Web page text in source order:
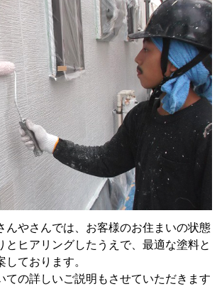
んやさんでは、お客様のお住まいの状態
とヒアリングしたうえで、最適な塗料と
ております。
の詳しいご説明もさせていただきます